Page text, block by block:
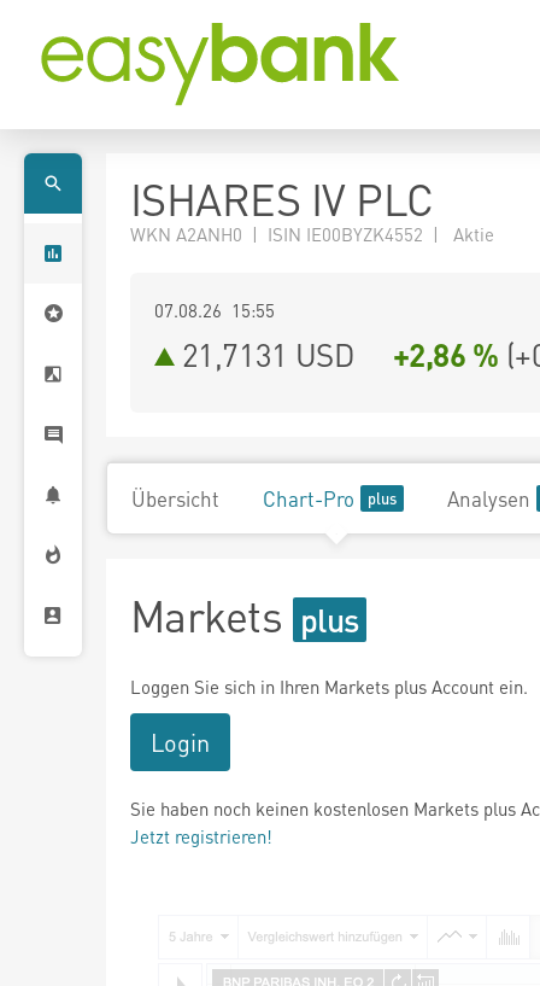
ISHARES IV PLC
WKN A2ANH0 | ISIN IE00BYZK4552 | Aktie
07.08.26 15:55
21,7131 USD +2,86 % (
Übersicht Chart-Pro Analysen
Markets
Loggen Sie sich in Ihren Markets plus Account ein.
Login
Sie haben noch keinen kostenlosen Markets plus
Jetzt registrieren!